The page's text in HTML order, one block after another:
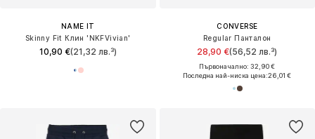
NAME IT
Skinny Fit Клин 'NKFVivian'
10,90 €(21,32 лв.³)
CONVERSE
Regular Панталон
28,90 €(56,52 лв.³)
Първоначално: 32,90 €
Последна най-ниска цена:26,01 €